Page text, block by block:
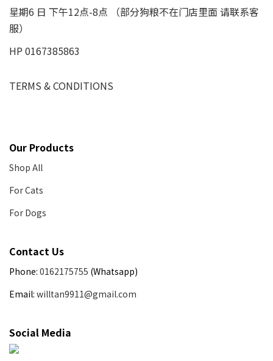
星期6 日 下午12点-8点 （部分狗粮不在门店里面 请联系客
服）
HP 0167385863
TERMS & CONDITIONS
Our Products
Shop All
For Cats
For Dogs
Contact Us
Phone: 0162175755 (Whatsapp)
Email: willtan9911@gmail.com
Social Media